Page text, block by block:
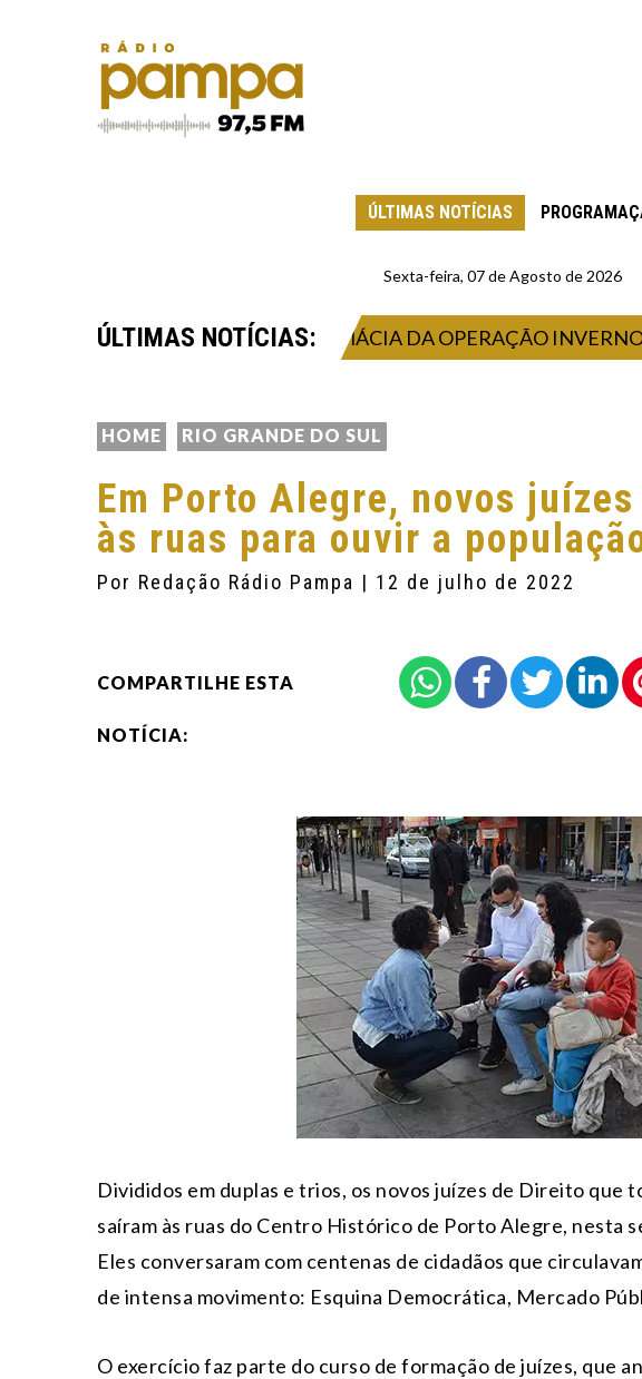
ÚLTIMAS NOTÍCIAS
Sexta-feira, 07 de Agosto de 2026
ÚLTIMAS NOTÍCIAS:
DE AUXILIARES DE FARMÁCIA DA OPERAÇÃO INVERNO
HOME RIO GRANDE DO SUL
Em Porto Alegre, novos
às ruas para ouvir a
Por Redação Rádio Pampa | 12 de julho de 2022
COMPARTILHE ESTA
NOTÍCIA:
Divididos em duplas e trios, os novos juízes de Direito que
saíram às ruas do Centro Histórico de Porto Alegre, nesta
Eles conversaram com centenas de cidadãos que
de intensa movimento: Esquina Democrática, Mercado
O exercício faz parte do curso de formação de juízes, que